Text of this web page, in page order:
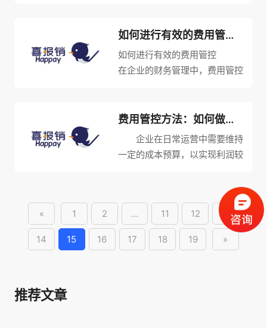
得越来越重要。那么，如何做好
预算管理呢？ 第一，制定
预算计划 在开展任何预算...
如何进行有效的费用管控？需要注意哪些事项？
如何进行有效的费用管控
在企业的财务管理中，费用管控
而费用管控则是成本控制的核
心。费用管控可以帮助企业有效
管理其开支，减少不必要的支
费用管控方法：如何做好预算管理
企业在日常运营中需要维持
一定的成本预算，以实现利润较
盈利的下降。因此，费用管控变
得越来越重要。那么，如何做好
预算管理呢？ 第一，制定
预算计划 在开展任何预算...
« 1 2 ... 11 12
14 15 16 17 18 19 »
推荐文章